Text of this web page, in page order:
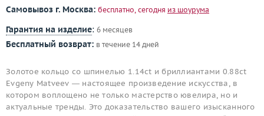
Самовывоз г. Москва: бесплатно, сегодня из шоурума
Гарантия на изделие: 6 месяцев
Бесплатный возврат: в течение 14 дней
Золотое кольцо со шпинелью 1.14ct и бриллиантами 0.88ct
Evgeny Matveev — настоящее произведение искусства, в
котором воплощено не только мастерство ювелира, но и
актуальные тренды. Это доказательство вашего изысканного